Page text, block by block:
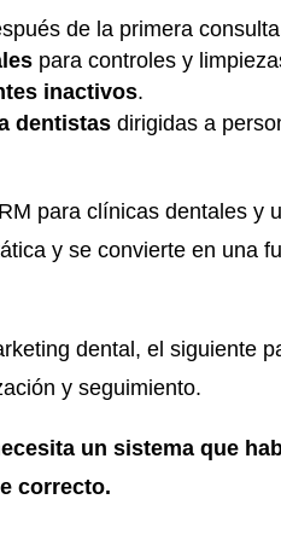
de la primera
para controles y
inactivos.
dentistasdirigidas a
para clínicas dentales y
y se convierte en una
dental, el siguiente
y seguimiento.
un sistema que
correcto.